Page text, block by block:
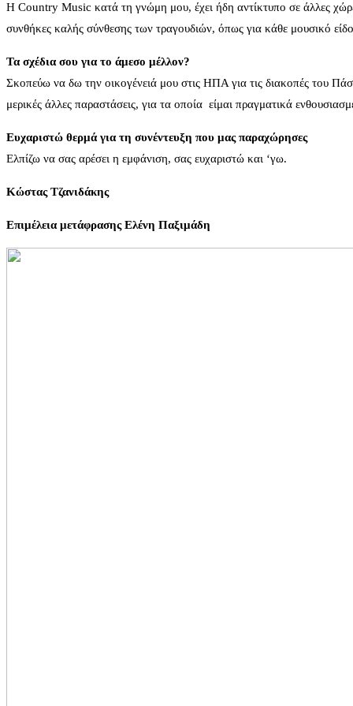
Η Country Music κατά τη γνώμη μου, έχει ήδη αντίκτυπο σε άλλες
συνθήκες καλής σύνθεσης των τραγουδιών, όπως για κάθε μουσικό
Τα σχέδια σου για το άμεσο μέλλον?
Σκοπεύω να δω την οικογένειά μου στις ΗΠΑ για τις διακοπές του
μερικές άλλες παραστάσεις, για τα οποία είμαι πραγματικά
Ευχαριστώ θερμά για τη συνέντευξη που μας παραχώρησες
Ελπίζω να σας αρέσει η εμφάνιση, σας ευχαριστώ και ‘γω.
Κώστας Τζανιδάκης
Επιμέλεια μετάφρασης Ελένη Παξιμάδη